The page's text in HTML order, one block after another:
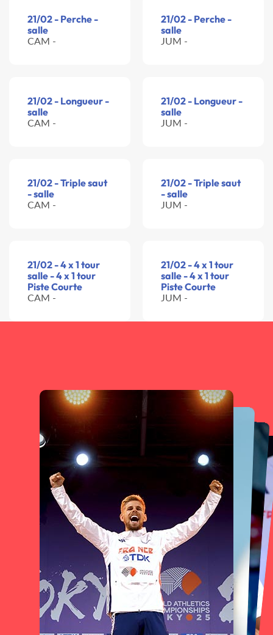
21/02 - Perche -
salle
CAM -
21/02 - Perche -
salle
JUM -
21/02 - Longueur -
salle
CAM -
21/02 - Longueur -
salle
JUM -
21/02 - Triple saut
- salle
CAM -
21/02 - Triple saut
- salle
JUM -
21/02 - 4 x 1 tour
salle - 4 x 1 tour
Piste Courte
CAM -
21/02 - 4 x 1 tour
salle - 4 x 1 tour
Piste Courte
JUM -